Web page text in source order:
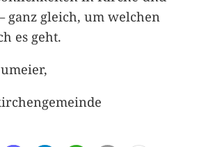
ganz gleich, um welchen
es geht.